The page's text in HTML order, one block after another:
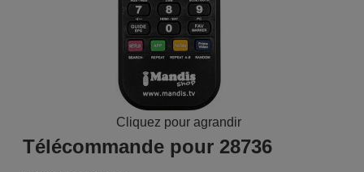
Cliquez pour agrandir
Télécommande pour 28736